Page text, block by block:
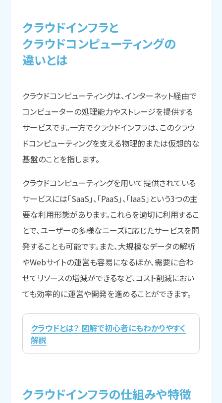
クラウドインフラと
クラウドコンピューティングの
違いとは
クラウドコンピューティングは、インターネット経由で
コンピューターの処理能力やストレージを提供する
サービスです。一方でクラウドインフラは、このクラウ
ドコンピューティングを支える物理的または仮想的な
基盤のことを指します。
クラウドコンピューティングを用いて提供されている
サービスには「SaaS」、「PaaS」、「IaaS」という3つの主
要な利用形態があります。これらを適切に利用するこ
とで、ユーザーの多様なニーズに応じたサービスを開
発することも可能です。また、大規模なデータの解析
やWebサイトの運営も容易になるほか、需要に合わ
せてリソースの増減ができるなど、コスト削減におい
ても効率的に運営や開発を進めることができます。
クラウドとは？ 図解で初心者にもわかりやすく
解説
クラウドインフラの仕組みや特徴